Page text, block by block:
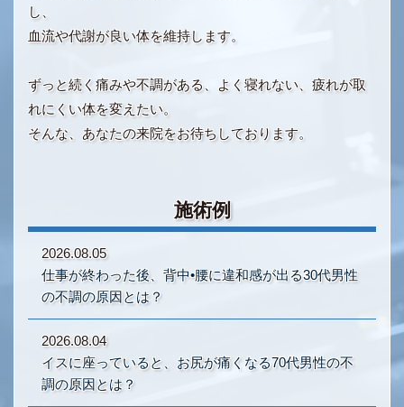
し、
血流や代謝が良い体を維持します。
ずっと続く痛みや不調がある、よく寝れない、疲れが取
れにくい体を変えたい。
そんな、あなたの来院をお待ちしております。
施術例
2026.08.05
仕事が終わった後、背中•腰に違和感が出る30代男性
の不調の原因とは？
2026.08.04
イスに座っていると、お尻が痛くなる70代男性の不
調の原因とは？